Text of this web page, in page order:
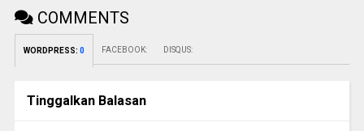
COMMENTS
WORDPRESS: 0 FACEBOOK: DISQUS:
Tinggalkan Balasan